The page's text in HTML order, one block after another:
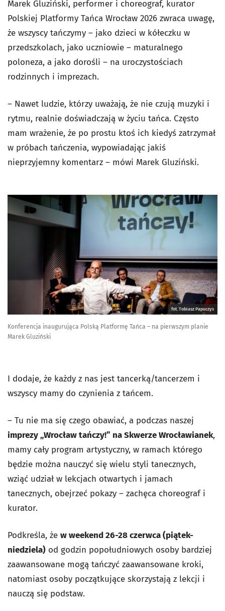
Marek Gluziński, performer i choreograf, kurator
Polskiej Platformy Tańca Wrocław 2026 zwraca uwagę,
że wszyscy tańczymy – jako dzieci w kółeczku w
przedszkolach, jako uczniowie – maturalnego
poloneza, a jako dorośli – na uroczystościach
rodzinnych i imprezach.
– Nawet ludzie, którzy uważają, że nie czują muzyki i
rytmu, realnie doświadczają w życiu tańca. Często
mam wrażenie, że po prostu ktoś ich kiedyś zatrzymał
w próbach tańczenia, wypowiadając jakiś
nieprzyjemny komentarz – mówi Marek Gluziński.
fot. Tobiasz Papuczys
Konferencja inaugurująca Polską Platformę Tańca – na pierwszym planie
Marek Gluziński
I dodaje, że każdy z nas jest tancerką/tancerzem i
wszyscy mamy do czynienia z tańcem.
– Tu nie ma się czego obawiać, a podczas naszej
imprezy „Wrocław tańczy!” na Skwerze Wrocławianek,
mamy cały program artystyczny, w ramach którego
będzie można nauczyć się wielu styli tanecznych,
wziąć udział w lekcjach otwartych i jamach
tanecznych, obejrzeć pokazy – zachęca choreograf i
kurator.
Podkreśla, że w weekend 26-28 czerwca (piątek-
niedziela) od godzin popołudniowych osoby bardziej
zaawansowane mogą tańczyć zaawansowane kroki,
natomiast osoby początkujące skorzystają z lekcji i
nauczą się podstaw.